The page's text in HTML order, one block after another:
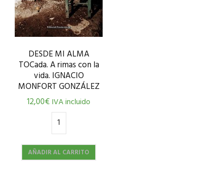
DESDE MI ALMA
TOCada. A rimas con la
vida. IGNACIO
MONFORT GONZÁLEZ
12,00€IVA incluido
AÑADIR AL CARRITO